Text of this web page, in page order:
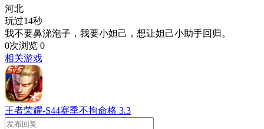
河北
玩过14秒
我不要鼻涕泡子，我要小妲己，想让妲己小助手回归。
0次浏览 0
相关游戏
王者荣耀-S44赛季不拘命格 3.3